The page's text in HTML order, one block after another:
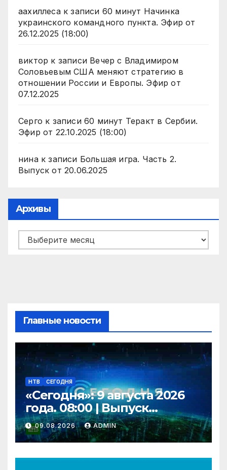
аахиллесак записи 60 минут Начинка
украинского командного пункта. Эфир от
26.12.2025 (18:00)
виктор к записи Вечер с Владимиром
Соловьевым США меняют стратегию в
отношении России и Европы. Эфир от
07.12.2025
Серго к записи 60 минут Теракт в Сербии.
Эфир от 22.10.2025 (18:00)
нинак записи Большая игра. Часть 2.
Выпуск от 20.06.2025
Архивы
Архивы
Главные новости
НТВ СЕГОДНЯ
«Сегодня»: 9 августа 2026
года. 08:00 | Выпуск
новостей | Новости НТВ
09.08.2026 ADMIN